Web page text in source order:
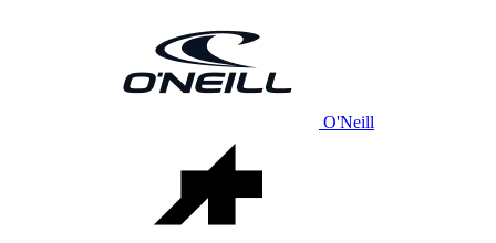
O'Neill